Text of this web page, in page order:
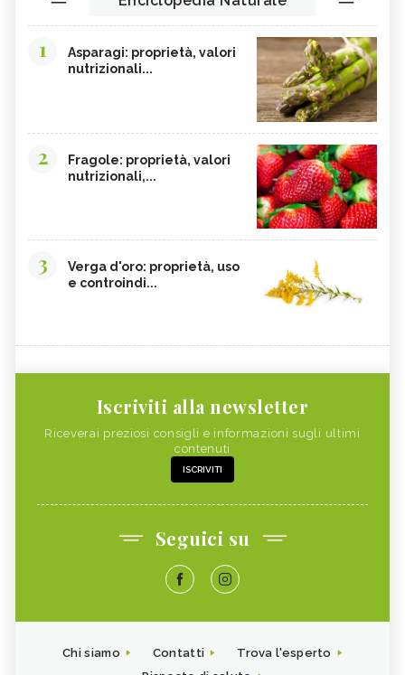
1
Asparagi: proprietà, valori
nutrizionali...
2
Fragole: proprietà, valori
nutrizionali,...
3
Verga d'oro: proprietà, uso
e controindi...
Iscriviti alla newsletter
Riceverai preziosi consigli e informazioni sugli ultimi
contenuti
ISCRIVITI
Seguici su
Chi siamo Contatti
Trova l'esperto